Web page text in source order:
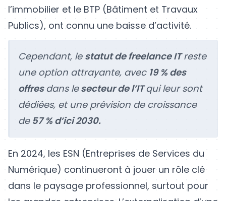
l’immobilier et le BTP (Bâtiment et Travaux
Publics), ont connu une baisse d’activité.
Cependant, le statut de freelance ITreste
une option attrayante, avec 19 % des
offresdans lesecteur de l’ITqui leur sont
dédiées, et une prévision de croissance
de57 % d’ici 2030.
En 2024, les ESN (Entreprises de Services du
Numérique) continueront à jouer un rôle clé
dans le paysage professionnel, surtout pour